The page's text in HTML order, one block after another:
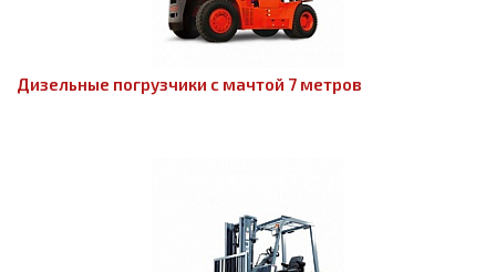
Дизельные погрузчики с мачтой 7 метров